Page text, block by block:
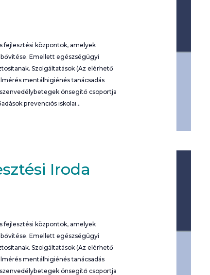
fejlesztési központok, amelyek
Emellett egészségügyi
Szolgáltatások (Az elérhető
mentálhigiénés tanácsadás
önsegítő csoportja
prevenciós iskolai…
Iroda
fejlesztési központok, amelyek
Emellett egészségügyi
Szolgáltatások (Az elérhető
mentálhigiénés tanácsadás
önsegítő csoportja